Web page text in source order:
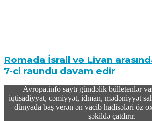
Romada İsrail və Livan
7-ci raundu davam edir
06 Avqust 2026 / 20:23
12
Avropa.info saytı gündəlik bülletenlər
iqtisadiyyat, cəmiyyət, idman, mədəniyyət
dünyada baş verən ən vacib hadisələri öz
şəkildə çatdırır.